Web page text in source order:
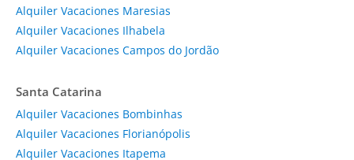
Alquiler Vacaciones Maresias
Alquiler Vacaciones Ilhabela
Alquiler Vacaciones Campos do Jordão
Santa Catarina
Alquiler Vacaciones Bombinhas
Alquiler Vacaciones Florianópolis
Alquiler Vacaciones Itapema